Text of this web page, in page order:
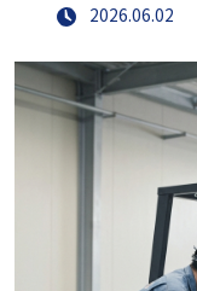
2026.06.02